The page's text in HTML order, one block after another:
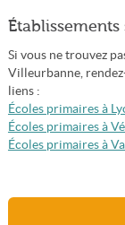
Si vous ne trouvez
Villeurbanne,
liens :
Écoles primaires à
Écoles primaires à
Écoles primaires à